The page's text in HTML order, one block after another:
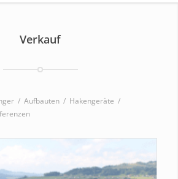
Verkauf
/ Aufbauten / Hakengeräte /